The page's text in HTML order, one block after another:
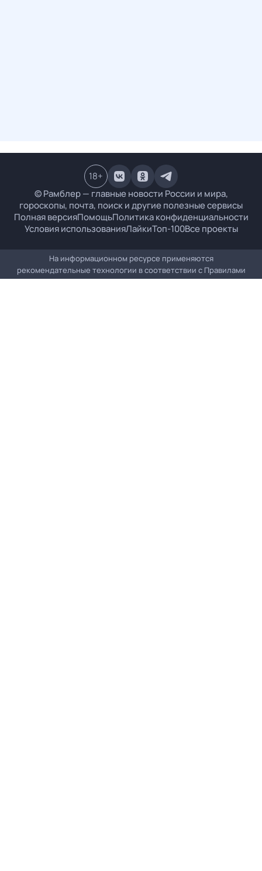
© Рамблер — главные новости России и мира,
гороскопы, почта, поиск и другие полезные сервисы
Полная версияПомощьПолитика конфиденциальности
Условия использованияЛайкиТоп-100Все проекты
18+
На информационном ресурсе применяются
рекомендательные технологии в соответствии с Правилами